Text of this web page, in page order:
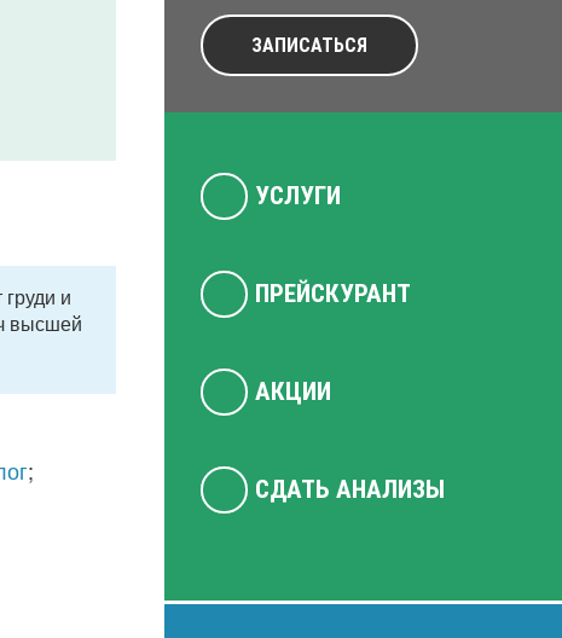
и
высшей
;
ЗАПИСАТЬСЯ
УСЛУГИ
ПРЕЙСКУРАНТ
АКЦИИ
СДАТЬ АНАЛИЗЫ